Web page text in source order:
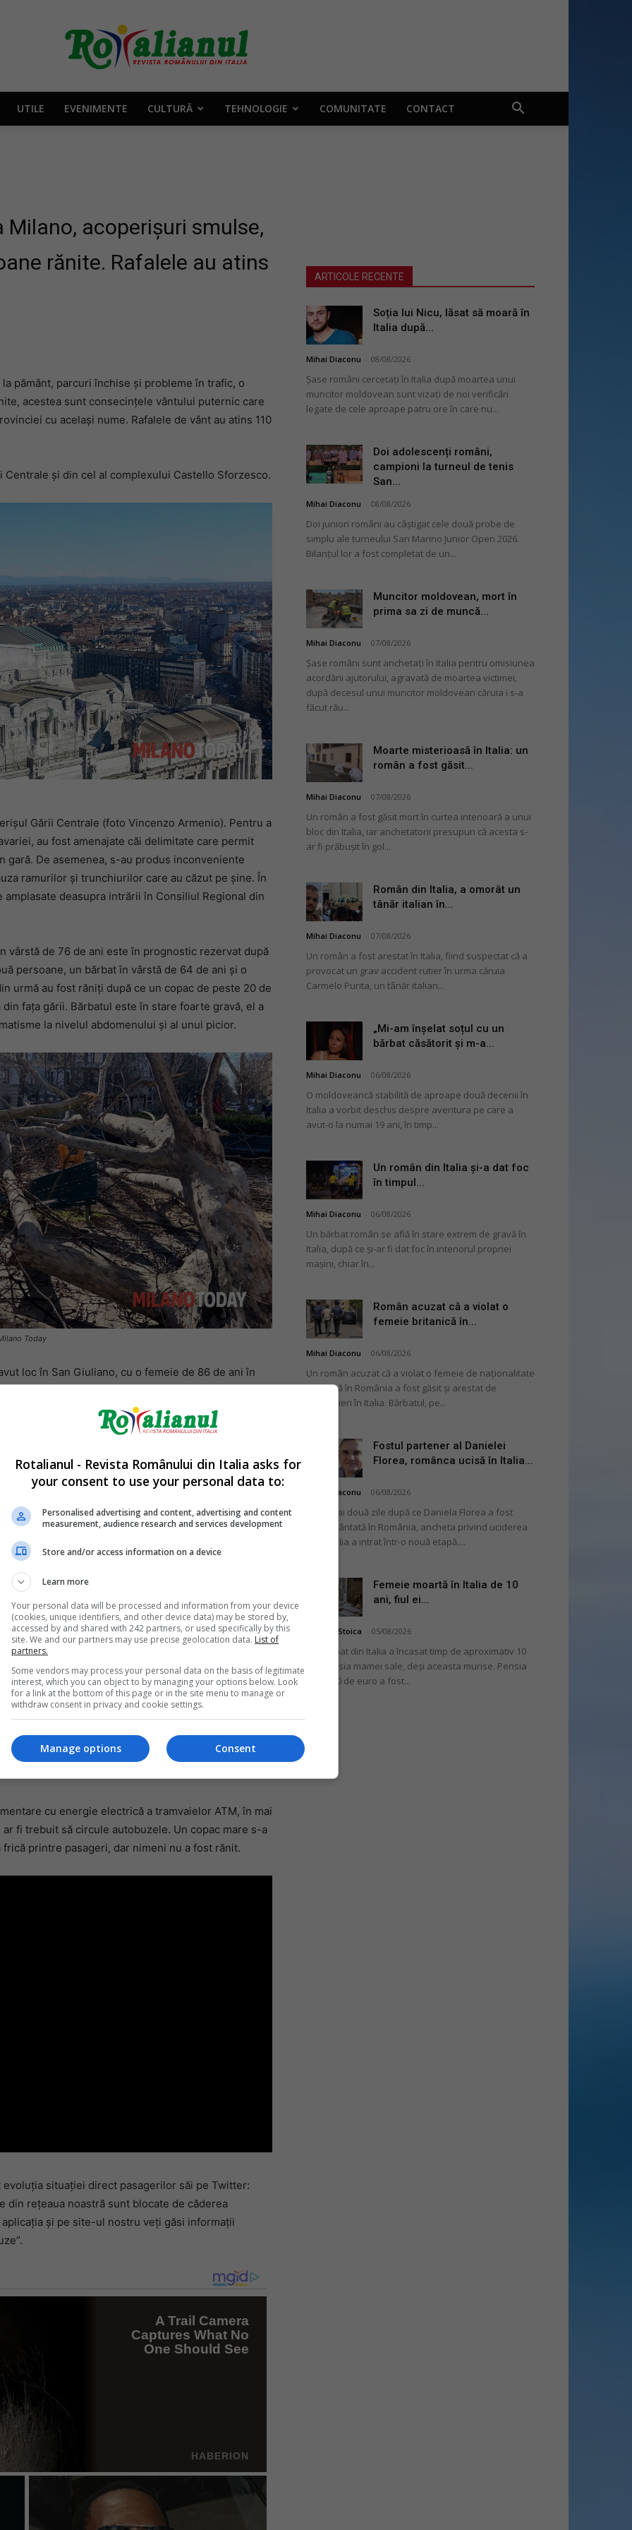
Rotalianul
românului
Italia
UTILE EVENIMENTE CULTURĂ TEHNOLOGIE COMUNITATE CONTACT
acoperișuri smulse,
rănite. Rafalele au atins
pământ, parcuri închise și probleme în trafic, o
acestea sunt consecințele vântului puternic care
cu același nume. Rafalele de vânt au atins 110
și din cel al complexului Castello Sforzesco.
Gării Centrale (foto Vincenzo Armenio). Pentru a
au fost amenajate căi delimitate care permit
gară. De asemenea, s-au produs inconveniente
ramurilor și trunchiurilor care au căzut pe șine. În
deasupra intrării în Consiliul Regional din
vârstă de 76 de ani este în prognostic rezervat după
persoane, un bărbat în vârstă de 64 de ani și o
urmă au fost răniți după ce un copac de peste 20 de
fața gării. Bărbatul este în stare foarte gravă, el a
la nivelul abdomenului și al unui picior.
Today
loc în San Giuliano, cu o femeie de 86 de ani în
au fost duși în cod verde la diferite spitale.
Messina și Agenția regională de urgență (118) au
de intervenție: de la Liscate, la Cinisello
a fost în întregime afectată de fenomenul atmosferic.
tablă rupte de forța vântului, au tăiat copaci
precum antene sau schele.
să nu frecventeze zonele cu arbori și să se
(Coc) pentru monitorizarea și primirea
cu energie electrică a tramvaielor ATM, în mai
fi trebuit să circule autobuzele. Un copac mare s-a
printre pasageri, dar nimeni nu a fost rănit.
situației direct pasagerilor săi pe Twitter:
din rețeaua noastră sunt blocate de căderea
și pe site-ul nostru veți găsi informații
ARTICOLE RECENTE
Soția lui Nicu, lăsat să moară în
Italia după...
Mihai Diaconu 08/08/2026
Șase români cercetați în Italia după moartea unui
muncitor moldovean sunt vizați de noi verificări
legate de cele aproape patru ore în care nu...
Doi adolescenți români,
campioni la turneul de tenis
San...
Mihai Diaconu 08/08/2026
Doi juniori români au câștigat cele două probe de
simplu ale turneului San Marino Junior Open 2026.
Bilanțul lor a fost completat de un...
Muncitor moldovean, mort în
prima sa zi de muncă...
Mihai Diaconu 07/08/2026
Șase români sunt anchetați în Italia pentru omisiunea
acordării ajutorului, agravată de moartea victimei,
după decesul unui muncitor moldovean căruia i s-a
făcut rău...
Moarte misterioasă în Italia: un
român a fost găsit...
Mihai Diaconu 07/08/2026
Un român a fost găsit mort în curtea interioară a unui
bloc din Italia, iar anchetatorii presupun că acesta s-
ar fi prăbușit în gol...
Român din Italia, a omorât un
tânăr italian în...
Mihai Diaconu 07/08/2026
Un român a fost arestat în Italia, fiind suspectat că a
provocat un grav accident rutier în urma căruia
Carmelo Purita, un tânăr italian...
„Mi-am înșelat soțul cu un
bărbat căsătorit și m-a...
Mihai Diaconu 06/08/2026
O moldoveancă stabilită de aproape două decenii în
Italia a vorbit deschis despre aventura pe care a
avut-o la numai 19 ani, în timp...
Un român din Italia și-a dat foc
în timpul...
Mihai Diaconu 06/08/2026
Un bărbat român se află în stare extrem de gravă în
Italia, după ce și-ar fi dat foc în interiorul propriei
mașini, chiar în...
Român acuzat că a violat o
femeie britanică în...
Mihai Diaconu 06/08/2026
Un român acuzat că a violat o femeie de naționalitate
britanică în România a fost găsit și arestat de
carabinieri în Italia. Bărbatul, pe...
Fostul partener al Danielei
Florea, românca ucisă în Italia...
Mihai Diaconu 06/08/2026
La numai două zile după ce Daniela Florea a fost
înmormântată în România, ancheta privind uciderea
sa în Italia a intrat într-o nouă etapă....
Femeie moartă în Italia de 10
ani, fiul ei...
Daniela Stoica 05/08/2026
Un bărbat din Italia a încasat timp de aproximativ 10
ani pensia mamei sale, deși aceasta murise. Pensia
de 2.000 de euro a fost...
Rotalianul - Revista Românului din Italia asks for
your consent to use your personal data to:
Personalised advertising and content, advertising and content
measurement, audience research and services development
Store and/or access information on a device
Learn more
Your personal data will be processed and information from your device
(cookies, unique identifiers, and other device data) may be stored by,
accessed by and shared with 242 partners, or used specifically by this
site. We and our partners may use precise geolocation data. List of
partners.
Some vendors may process your personal data on the basis of legitimate
interest, which you can object to by managing your options below. Look
for a link at the bottom of this page or in the site menu to manage or
withdraw consent in privacy and cookie settings.
Consent
Manage options